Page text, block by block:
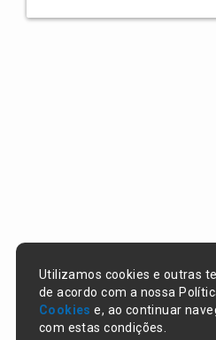
Utilizamos cookies e outras
de acordo com a nossa
Cookies e, ao continuar
com estas condições.